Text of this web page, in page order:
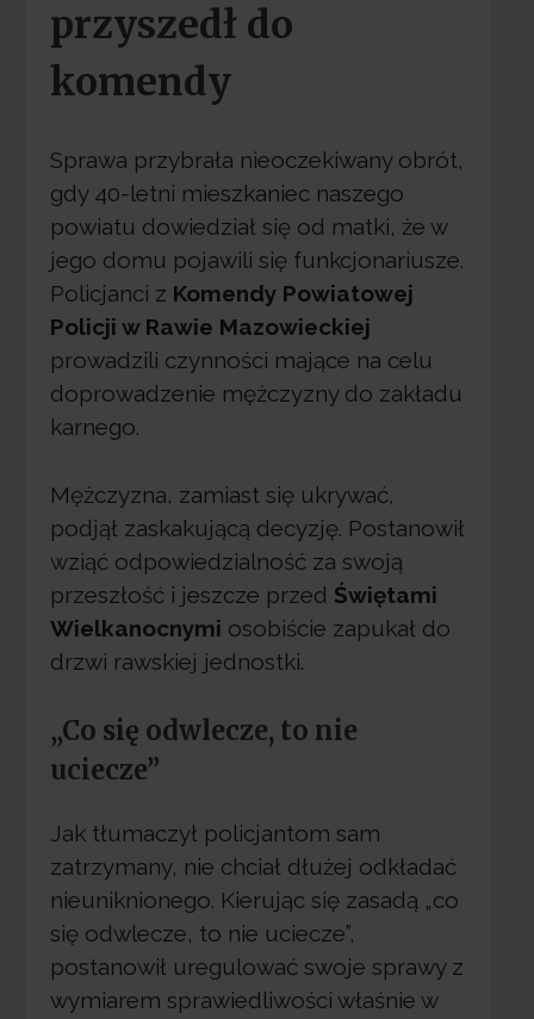
przyszedł do
komendy
Sprawa przybrała nieoczekiwany obrót,
gdy 40-letni mieszkaniec naszego
powiatu dowiedział się od matki, że w
jego domu pojawili się funkcjonariusze.
Policjanci z Komendy Powiatowej
Policji w Rawie Mazowieckiej
prowadzili czynności mające na celu
doprowadzenie mężczyzny do zakładu
karnego.
Mężczyzna, zamiast się ukrywać,
podjął zaskakującą decyzję. Postanowił
wziąć odpowiedzialność za swoją
przeszłość i jeszcze przed Świętami
Wielkanocnymi osobiście zapukał do
drzwi rawskiej jednostki.
„Co się odwlecze, to nie
uciecze”
Jak tłumaczył policjantom sam
zatrzymany, nie chciał dłużej odkładać
nieuniknionego. Kierując się zasadą „co
się odwlecze, to nie uciecze”,
postanowił uregulować swoje sprawy z
wymiarem sprawiedliwości właśnie w